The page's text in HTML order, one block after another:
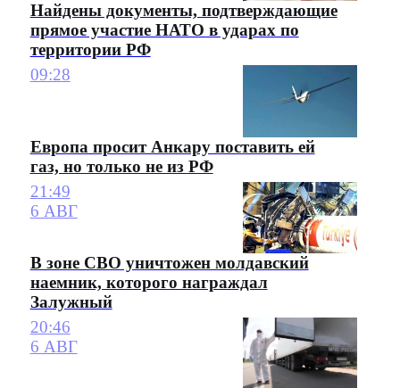
Найдены документы, подтверждающие
прямое участие НАТО в ударах по
территории РФ
09:28
Европа просит Анкару поставить ей
газ, но только не из РФ
21:49
6 АВГ
В зоне СВО уничтожен молдавский
наемник, которого награждал
Залужный
20:46
6 АВГ